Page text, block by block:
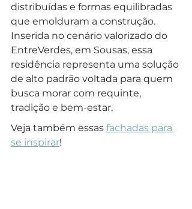
distribuídas e formas equilibradas
que emolduram a construção.
Inserida no cenário valorizado do
EntreVerdes, em Sousas, essa
residência representa uma solução
de alto padrão voltada para quem
busca morar com requinte,
tradição e bem-estar.
Veja também essas fachadas para
se inspirar!